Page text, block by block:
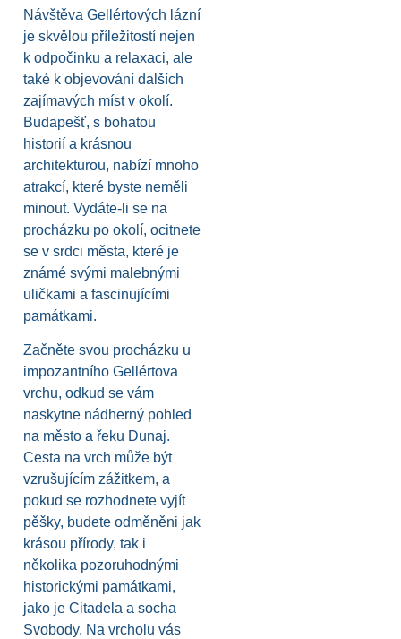
Návštěva Gellértových lázní
je skvělou příležitostí nejen
k odpočinku a relaxaci, ale
také k objevování dalších
zajímavých míst v okolí.
Budapešť, s bohatou
historií a krásnou
architekturou, nabízí mnoho
atrakcí, které byste neměli
minout. Vydáte-li se na
procházku po okolí, ocitnete
se v srdci města, které je
známé svými malebnými
uličkami a fascinujícími
památkami.
Začněte svou procházku u
impozantního Gellértova
vrchu, odkud se vám
naskytne nádherný pohled
na město a řeku Dunaj.
Cesta na vrch může být
vzrušujícím zážitkem, a
pokud se rozhodnete vyjít
pěšky, budete odměněni jak
krásou přírody, tak i
několika pozoruhodnými
historickými památkami,
jako je Citadela a socha
Svobody. Na vrcholu vás